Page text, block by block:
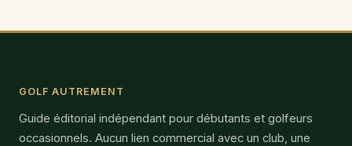
GOLF AUTREMENT
Guide éditorial indépendant pour débutants et golfeurs
occasionnels. Aucun lien commercial avec un club, une